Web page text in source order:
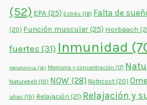
(52) EPA (25) Estrés (18) Falta de
(20) Función muscular (25) Horbäach
fuertes (31) Inmunidad
Melatonina (16) Memoria y concentración (17)
Naturebell (19) NOW (28) Nutricost (20)
uñas (19) Relajación (21) Relajación y